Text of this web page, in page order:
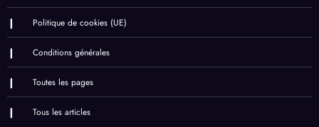
Politique de cookies (UE)
Conditions générales
Toutes les pages
Tous les articles